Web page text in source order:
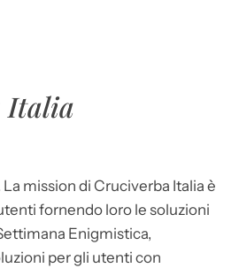
Italia
mission di Cruciverba Italia è
fornendo loro le soluzioni
Enigmistica,
per gli utenti con